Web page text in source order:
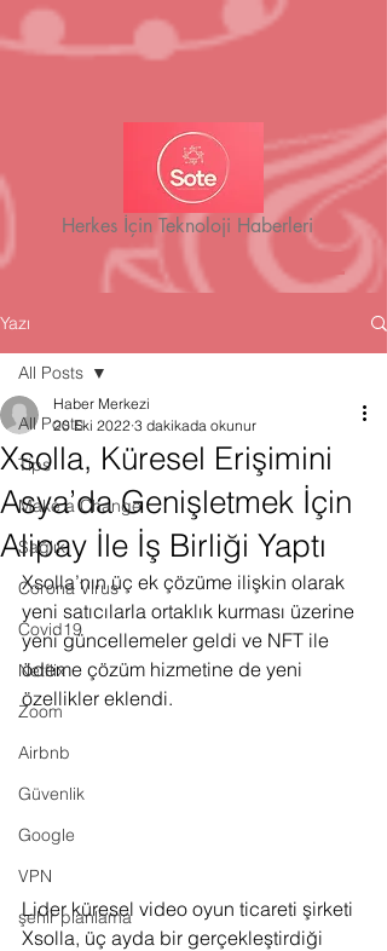
Herkes İçin Teknoloji Haberleri
Yazı
All Posts
Tips
Make a Change
Sağlık
Corona Virus
Covid19
Netflix
Zoom
Airbnb
Güvenlik
Google
VPN
şehir planlama
All Posts
Xsolla, Küresel Erişimini
Asya’da Genişletmek İçin
Alipay İle İş Birliği Yaptı
Haber Merkezi
20 Eki 2022 3 dakikada okunur
Xsolla’nın üç ek çözüme ilişkin olarak
yeni satıcılarla ortaklık kurması üzerine
yeni güncellemeler geldi ve NFT ile
ödeme çözüm hizmetine de yeni
özellikler eklendi.
Lider küresel video oyun ticareti şirketi
Xsolla, üç ayda bir gerçekleştirdiği